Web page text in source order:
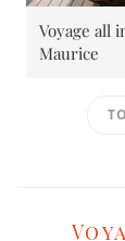
Voyage all
Maurice